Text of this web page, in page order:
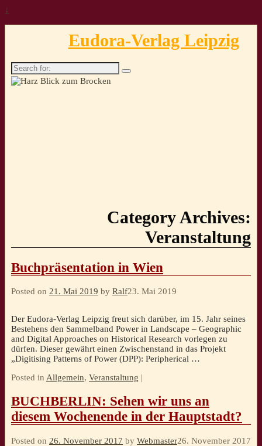
↓
Eudora-Verlag Leipzig
Search
for:
Category Archives:
Veranstaltung
Buchpräsentation in Wien
Posted on 21. Mai 2019 by Ralf23. Mai 2019
Der Eudora-Verlag Leipzig freut sich darüber, im 15. Jahr seines
Bestehens den Sammelband Power in Landscape – Geographic
and Digital Approaches on Historical Research vorlegen zu
dürfen. Dieser gewährt einen Zwischenstand in das Projekt
„Digitising Patterns of Power (DPP): Peripherical …
Posted in Allgemein, Veranstaltung |
BUCHBERLIN: Sehen wir uns an
diesem Wochenende in der Hauptstadt?
Posted on 26. November 2017 by Webmaster26. November 2017